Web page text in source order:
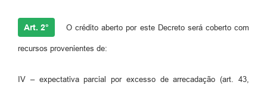
Art. 2° O crédito aberto por este Decreto será coberto com
recursos provenientes de:
IV – expectativa parcial por excesso de arrecadação (art. 43,